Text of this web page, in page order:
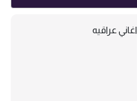
اغاني عراقيه